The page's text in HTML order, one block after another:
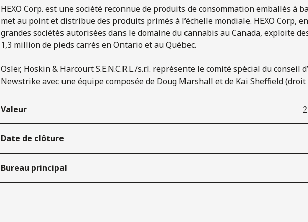
HEXO Corp. est une société reconnue de produits de consommation emballés à
met au point et distribue des produits primés à l’échelle mondiale. HEXO Corp,
grandes sociétés autorisées dans le domaine du cannabis au Canada, exploite
1,3 million de pieds carrés en Ontario et au Québec.
Osler, Hoskin & Harcourt S.E.N.C.R.L./s.r.l. représente le comité spécial du conseil
Newstrike avec une équipe composée de Doug Marshall et de Kai Sheffield (droit
Valeur
Date de clôture
Bureau principal